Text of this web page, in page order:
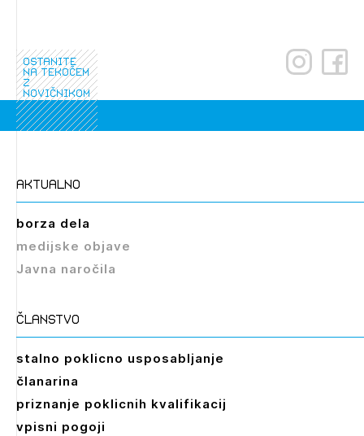
Izbrana vsebina je namenjena le ZAPS
registriranim uporabnikom. Da lahko do nje
dostopate, se je potrebno prijaviti.
PRIJAVITE SE
ostanite
na tekočem
z
novičnikom
aktualno
borza dela
medijske objave
Javna naročila
članstvo
stalno poklicno usposabljanje
članarina
priznanje poklicnih kvalifikacij
vpisni pogoji